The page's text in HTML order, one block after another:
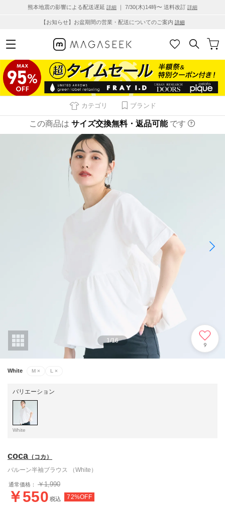
熊本地震の影響による配送遅延 詳細 ｜ 7/30(木)14時〜 送料改訂 詳細
【お知らせ】お盆期間の営業・配送についてのご案内 詳細
カテゴリ ブランド
この商品は サイズ交換無料・返品可能 です
1 /16
9
White M × L ×
バリエーション
White
coca （コカ）
バルーン半袖ブラウス （White）
通常価格： ￥1,990
￥550 税込 72%OFF